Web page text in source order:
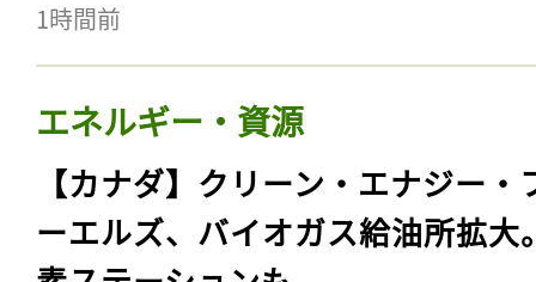
1時間前
エネルギー・資源
【カナダ】クリーン・エナジー・
ーエルズ、バイオガス給油所拡大